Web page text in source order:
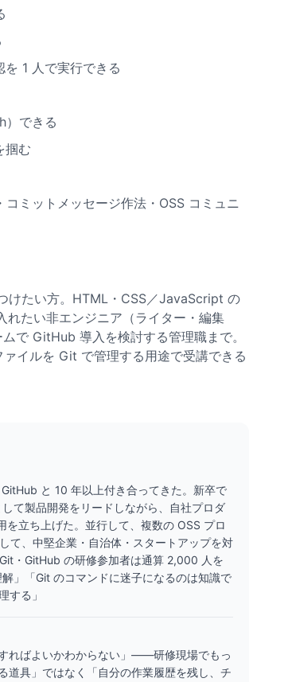
1 人で実行できる
できる
掴む
ミットメッセージ作法・OSS コミュニ
けたい方。HTML・CSS／JavaScript の
たい非エンジニア（ライター・編集
で GitHub 導入を検討する管理職まで。
イルを Git で管理する用途で受講できる
と 10 年以上付き合ってきた。新卒で
て製品開発をリードしながら、自社プロダ
立ち上げた。並行して、複数の OSS プロ
て、中堅企業・自治体・スタートアップを対
・GitHub の研修参加者は通算 2,000 人を
」「Git のコマンドに迷子になるのは知識で
する」
ればよいかわからない」——研修現場でもっ
道具」ではなく「自分の作業履歴を残し、チ